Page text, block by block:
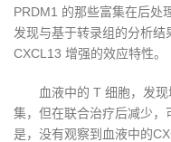
PRDM1 的那些富集在后处
发现与基于转录组的分析
CXCL13 增强的效应特性。
血液中的 T 细胞，发
集，但在联合治疗后减少，
是，没有观察到血液中的